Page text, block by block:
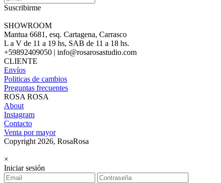
Suscribirme
SHOWROOM
Mantua 6681, esq. Cartagena, Carrasco
L a V de 11 a 19 hs, SAB de 11 a 18 hs.
+59892409050 | info@rosarosastudio.com
CLIENTE
Envíos
Politicas de cambios
Preguntas frecuentes
ROSA ROSA
About
Instagram
Contacto
Venta por mayor
Copyright 2026, RosaRosa
×
Iniciar sesión